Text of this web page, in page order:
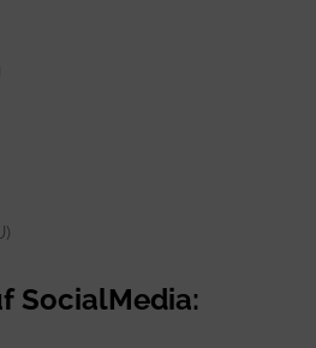
SocialMedia: